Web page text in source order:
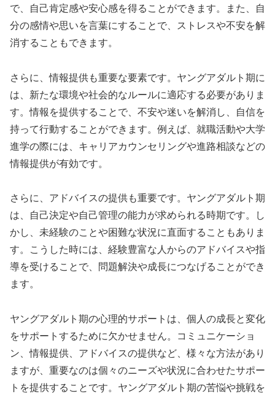
で、自己肯定感や安心感を得ることができます。また、自
分の感情や思いを言葉にすることで、ストレスや不安を解
消することもできます。
さらに、情報提供も重要な要素です。ヤングアダルト期に
は、新たな環境や社会的なルールに適応する必要がありま
す。情報を提供することで、不安や迷いを解消し、自信を
持って行動することができます。例えば、就職活動や大学
進学の際には、キャリアカウンセリングや進路相談などの
情報提供が有効です。
さらに、アドバイスの提供も重要です。ヤングアダルト期
は、自己決定や自己管理の能力が求められる時期です。し
かし、未経験のことや困難な状況に直面することもありま
す。こうした時には、経験豊富な人からのアドバイスや指
導を受けることで、問題解決や成長につなげることができ
ます。
ヤングアダルト期の心理的サポートは、個人の成長と変化
をサポートするために欠かせません。コミュニケーショ
ン、情報提供、アドバイスの提供など、様々な方法があり
ますが、重要なのは個々のニーズや状況に合わせたサポー
トを提供することです。ヤングアダルト期の苦悩や挑戦を